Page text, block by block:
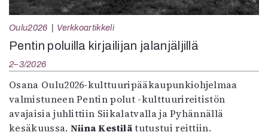
Oulu2026 Verkkoartikkeli
Pentin poluilla kirjailijan jalanjäljillä
2–3/2026
Osana Oulu2026-kulttuuripääkaupunkiohjelmaa
valmistuneen Pentin polut -kulttuurireitistön
avajaisia juhlittiin Siikalatvalla ja Pyhännällä
kesäkuussa. Niina Kestilätutustui reittiin.